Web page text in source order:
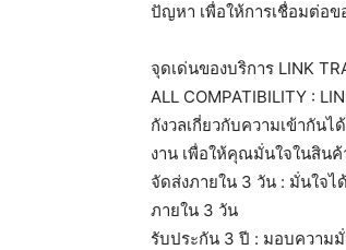
ปัญหา เพื่อให้การเชื่อมต่อ
จุดเด่นของบริการ LINK
ALL COMPATIBILITY :
กังวลเกี่ยวกับความเข้ากัน
งาน เพื่อให้คุณมั่นใจในสิน
จัดส่งภายใน 3 วัน : มั่นใจ
ภายใน 3 วัน
รับประกัน 3 ปี : มอบความ